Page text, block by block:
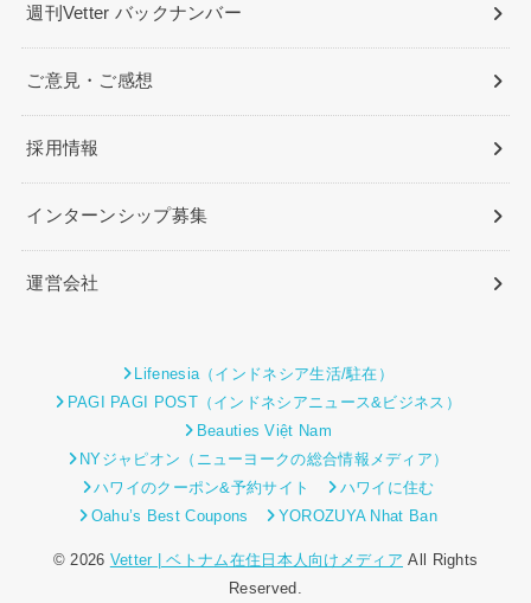
週刊Vetter バックナンバー
ご意見・ご感想
採用情報
インターンシップ募集
運営会社
Lifenesia（インドネシア生活/駐在）
PAGI PAGI POST（インドネシアニュース&ビジネス）
Beauties Việt Nam
NYジャピオン（ニューヨークの総合情報メディア）
ハワイのクーポン&予約サイト
ハワイに住む
Oahu’s Best Coupons
YOROZUYA Nhat Ban
© 2026 Vetter | ベトナム在住日本人向けメディア All Rights
Reserved.